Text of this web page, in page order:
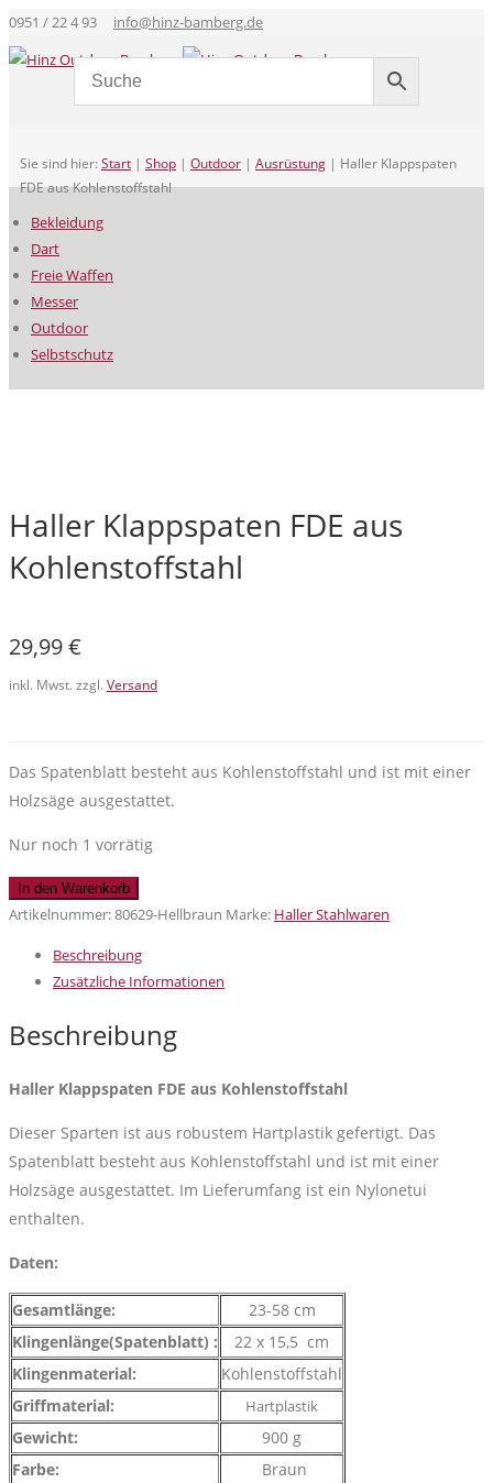
0951 / 22 4 93 info@hinz-bamberg.de
Sie sind hier: Start | Shop | Outdoor | Ausrüstung | Haller Klappspaten
FDE aus Kohlenstoffstahl
Bekleidung
Dart
Freie Waffen
Messer
Outdoor
Selbstschutz
Haller Klappspaten FDE aus
Kohlenstoffstahl
29,99€
inkl. Mwst. zzgl. Versand
Das Spatenblatt besteht aus Kohlenstoffstahl und ist mit einer
Holzsäge ausgestattet.
Nur noch 1 vorrätig
Haller
Klappspaten
Kohlenstoffstahl
In den Warenkorb
Artikelnummer:80629-Hellbraun Marke: Haller Stahlwaren
Beschreibung
Zusätzliche Informationen
Beschreibung
Haller Klappspaten FDE aus Kohlenstoffstahl
Dieser Sparten ist aus robustem Hartplastik gefertigt. Das
Spatenblatt besteht aus Kohlenstoffstahl und ist mit einer
Holzsäge ausgestattet. Im Lieferumfang ist ein Nylonetui
enthalten.
Daten:
Gesamtlänge:
23-58 cm
Klingenlänge(Spatenblatt) :
22 x 15,5 cm
Klingenmaterial:
Kohlenstoffstahl
Griffmaterial:
Hartplastik
Gewicht:
900 g
Farbe:
Braun